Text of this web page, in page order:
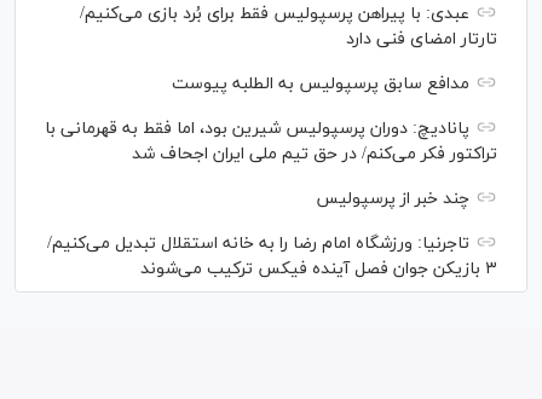
عبدی: با پیراهن پرسپولیس فقط برای بُرد بازی می‌کنیم/
تارتار امضای فنی دارد
مدافع سابق پرسپولیس به الطلبه پیوست
پانادیچ: دوران پرسپولیس شیرین بود، اما فقط به قهرمانی با
تراکتور فکر می‌کنم/ در حق تیم ملی ایران اجحاف شد
چند خبر از پرسپولیس
تاجرنیا: ورزشگاه امام رضا را به خانه استقلال تبدیل می‌کنیم/
۳ بازیکن جوان فصل آینده فیکس ترکیب می‌شوند